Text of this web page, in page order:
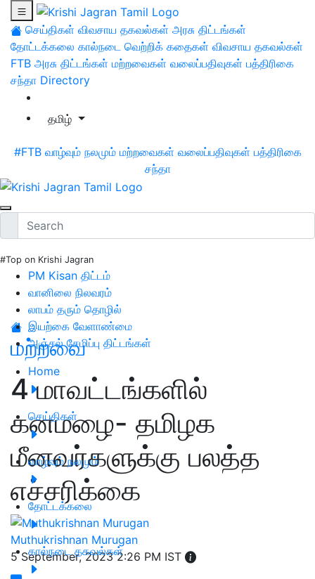
செய்திகள் விவசாய தகவல்கள் அரசு திட்டங்கள்
தோட்டக்கலை கால்நடை வெற்றிக் கதைகள் விவசாய தகவல்கள்
FTB அரசு திட்டங்கள் மற்றவைகள் வலைப்பதிவுகள் பத்திரிகை
சந்தா Directory
தமிழ்
#FTB வாழ்வும் நலமும் மற்றவைகள் வலைப்பதிவுகள் பத்திரிகை
சந்தா
#Top on Krishi Jagran
PM Kisan திட்டம்
வானிலை நிலவரம்
லாபம் தரும் தொழில்
இயற்கை வேளாண்மை
அஞ்சல் சேமிப்பு திட்டங்கள்
Home
செய்திகள்
வாழ்வும் நலமும்
தோட்டக்கலை
கால்நடை தகவல்கள்
மற்றவை
4 மாவட்டங்களில்
கனமழை- தமிழக
மீனவர்களுக்கு பலத்த
எச்சரிக்கை
Muthukrishnan Murugan
5 September, 2023 2:26 PM IST